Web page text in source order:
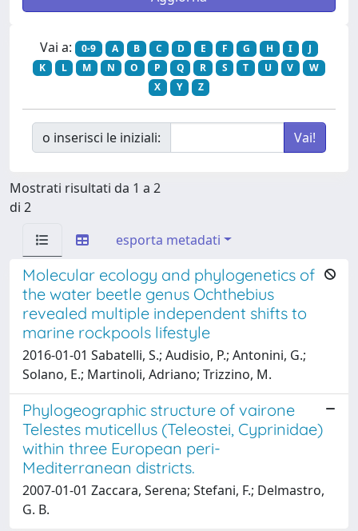
Vai a: 0-9 A B C D E F G H I
J
K
L M N O P Q R S T U V
W
X
Y Z
o inserisci le iniziali:
Mostrati risultati da 1 a 2
di 2
esporta metadati
Molecular ecology and phylogenetics of
the water beetle genus Ochthebius
revealed multiple independent shifts to
marine rockpools lifestyle
2016-01-01 Sabatelli, S.; Audisio, P.; Antonini, G.;
Solano, E.; Martinoli, Adriano; Trizzino, M.
Phylogeographic structure of vairone
Telestes muticellus (Teleostei, Cyprinidae)
within three European peri-
Mediterranean districts.
2007-01-01 Zaccara, Serena; Stefani, F.; Delmastro,
G. B.